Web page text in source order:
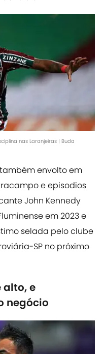
nas Laranjeiras | Buda
envolto em
e episodios
John Kennedy
em 2023 e
selada pelo clube
SP no próximo
alto, e
negócio